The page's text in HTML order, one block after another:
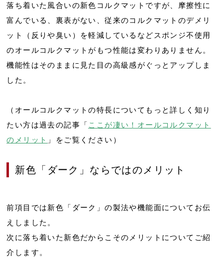
落ち着いた風合いの新色コルクマットですが、摩擦性に
富んでいる、裏表がない、従来のコルクマットのデメリ
ット（反りや臭い）を軽減しているなどスポンジ不使用
のオールコルクマットがもつ性能は変わりありません。
機能性はそのままに見た目の高級感がぐっとアップしま
した。
（オールコルクマットの特長についてもっと詳しく知り
たい方は過去の記事「 ここが凄い！オールコルクマット
のメリット 」をご覧ください）
新色「ダーク」ならではのメリット
前項目では新色「ダーク」の製法や機能面についてお伝
えしました。
次に落ち着いた新色だからこそのメリットについてご紹
介します。